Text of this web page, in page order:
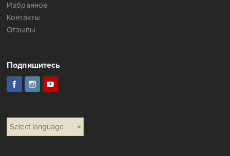
Избранное
Контакты
Отзывы
Подпишитесь
Select language